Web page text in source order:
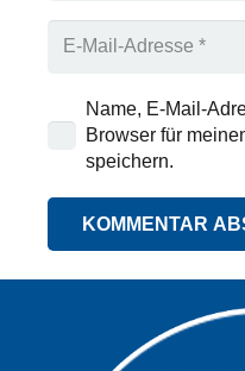
Name, E-Mail-
Browser für
speichern.
KOMMENTAR